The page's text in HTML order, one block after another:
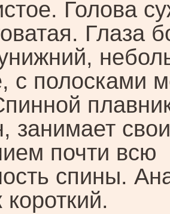
Голова
Глаза
с полосками
занимает
почти всю
спины.